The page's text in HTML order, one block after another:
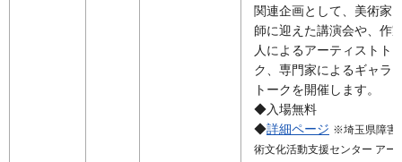
関連企画として、美術家
師に迎えた講演会や、作
人によるアーティストト
ク、専門家によるギャラ
トークを開催します。
◆入場無料
◆詳細ページ ※埼玉県障害
術文化活動支援センター アー